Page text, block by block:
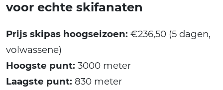
voor echte skifanaten
Prijs skipas hoogseizoen: €236,50 (5 dagen,
volwassene)
Hoogste punt: 3000 meter
Laagste punt: 830 meter